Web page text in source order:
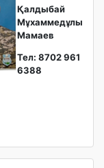
Қалдыбай
Мұхаммедұлы
Мамаев
Тел: 8702 961
6388